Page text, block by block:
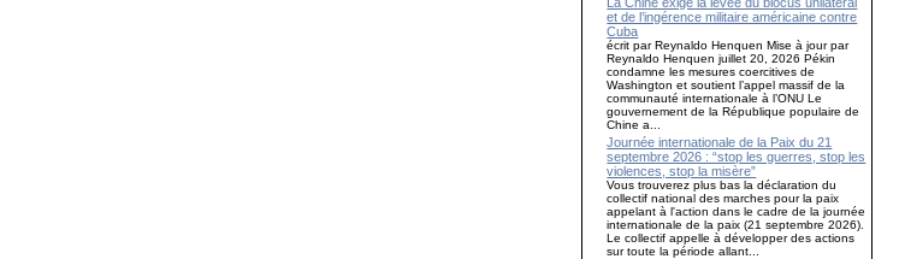
et de l’ingérence militaire américaine contre
Cuba
écrit par Reynaldo Henquen Mise à jour par
Reynaldo Henquen juillet 20, 2026 Pékin
condamne les mesures coercitives de
Washington et soutient l’appel massif de la
communauté internationale à l’ONU Le
gouvernement de la République populaire de
Chine a...
Journée internationale de la Paix du 21
septembre 2026 : “stop les guerres, stop les
violences, stop la misère”
Vous trouverez plus bas la déclaration du
collectif national des marches pour la paix
appelant à l'action dans le cadre de la journée
internationale de la paix (21 septembre 2026).
Le collectif appelle à développer des actions
sur toute la période allant...